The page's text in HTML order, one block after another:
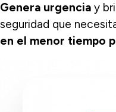
Genera urgencia y
seguridad que
en el menor tiempo